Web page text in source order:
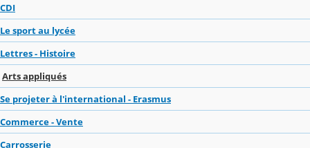
CDI
Le sport au lycée
Lettres - Histoire
Arts appliqués
Se projeter à l'international - Erasmus
Commerce - Vente
Carrosserie